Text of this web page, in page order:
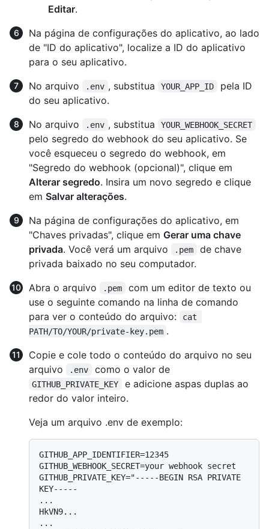
Editar.
Na página de configurações do aplicativo, ao lado
de "ID do aplicativo", localize a ID do aplicativo
para o seu aplicativo.
No arquivo
.env , substitua YOUR_APP_ID
pela ID
do seu aplicativo.
No arquivo
.env , substitua YOUR_WEBHOOK_SECRET
pelo segredo do webhook do seu aplicativo. Se
você esqueceu o segredo do webhook, em
"Segredo do webhook (opcional)", clique em
Alterar segredo. Insira um novo segredo e clique
em Salvar alterações.
Na página de configurações do aplicativo, em
"Chaves privadas", clique em Gerar uma chave
privada. Você verá um arquivo .pem
de chave
privada baixado no seu computador.
Abra o arquivo
.pem
com um editor de texto ou
use o seguinte comando na linha de comando
para ver o conteúdo do arquivo:
cat
PATH/TO/YOUR/private-key.pem .
Copie e cole todo o conteúdo do arquivo no seu
arquivo
.env como o valor de
GITHUB_PRIVATE_KEY
e adicione aspas duplas ao
redor do valor inteiro.
Veja um arquivo .env de exemplo:
GITHUB_APP_IDENTIFIER=12345
GITHUB_WEBHOOK_SECRET=your webhook secret
GITHUB_PRIVATE_KEY="-----BEGIN RSA PRIVATE
KEY-----
...
HkVN9...
...